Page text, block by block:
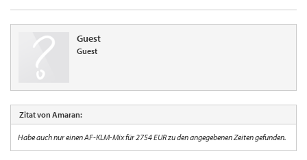
Guest
Guest
Zitat von Amaran:
Habe auch nur einen AF-KLM-Mix für 2754 EUR zu den angegebenen Zeiten gefunden.